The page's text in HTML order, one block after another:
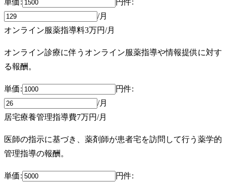
/月
オンライン服薬指導料3万円/月
オンライン診療に伴うオンライン服薬指導や情報提供に対す
る報酬。
単価: 円件:
/月
居宅療養管理指導費7万円/月
医師の指示に基づき、薬剤師が患者宅を訪問して行う薬学的
管理指導の報酬。
単価: 円件: